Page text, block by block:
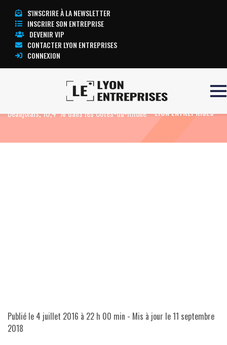
S'INSCRIRE À LA NEWSLETTER
INSCRIRE SON ENTREPRISE
DEVENIR VIP
CONTACTER LYON ENTREPRISES
CONNEXION
Vins bio : 4 % dans le
Beaujolais, 10,4 % dans les Côtes-du-Rhône
TOUTE L’ACTUALITÉ
LYON ENTREPRISES
Publié le 4 juillet 2016 à 22 h 00 min - Mis à jour le11 septembre
2018